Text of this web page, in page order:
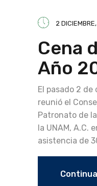
2
Cena
Año
El pasado 2 de
reunió el
Patronato de
la UNAM, A.C.
asistencia de